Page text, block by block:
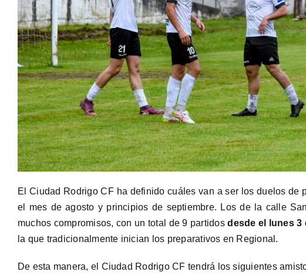
El Ciudad Rodrigo CF ha definido cuáles van a ser los duelos de
el mes de agosto y principios de septiembre. Los de la calle
muchos compromisos, con un total de 9 partidosdesde el lunes 3
la que tradicionalmente inician los preparativos en Regional.
De esta manera, el Ciudad Rodrigo CF tendrá los siguientes